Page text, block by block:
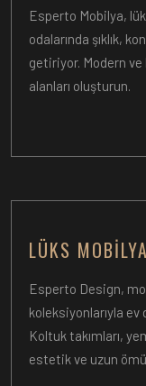
Esperto Mobilya,
odalarında şıklık,
getiriyor. Modern
alanları oluşturun.
LÜKS
Esperto Design,
koleksiyonlarıyla ev
Koltuk takımları,
estetik ve uzun